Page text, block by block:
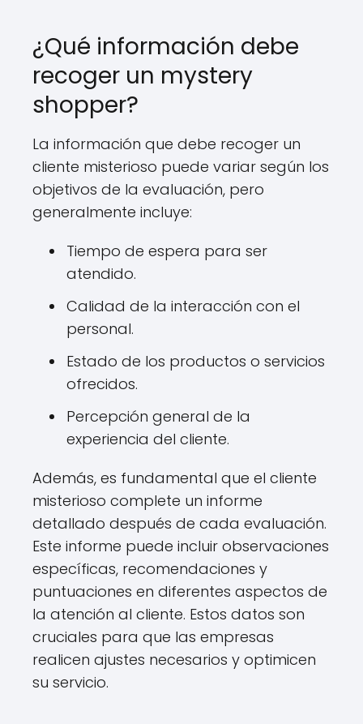
¿Qué información debe
recoger un mystery
shopper?
La información que debe recoger un
cliente misterioso puede variar según los
objetivos de la evaluación, pero
generalmente incluye:
Tiempo de espera para ser
atendido.
Calidad de la interacción con el
personal.
Estado de los productos o servicios
ofrecidos.
Percepción general de la
experiencia del cliente.
Además, es fundamental que el cliente
misterioso complete un informe
detallado después de cada evaluación.
Este informe puede incluir observaciones
específicas, recomendaciones y
puntuaciones en diferentes aspectos de
la atención al cliente. Estos datos son
cruciales para que las empresas
realicen ajustes necesarios y optimicen
su servicio.